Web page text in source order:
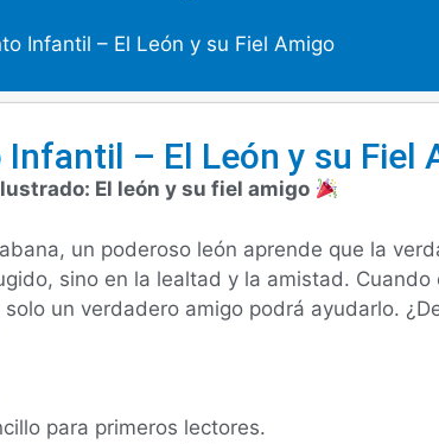
Infantil – El León y su Fiel Amigo
Infantil – El León y su Fiel
El león y su fiel amigo
un poderoso león aprende que la
sino en la lealtad y la amistad.
un verdadero amigo podrá ayudarlo.
para primeros lectores.